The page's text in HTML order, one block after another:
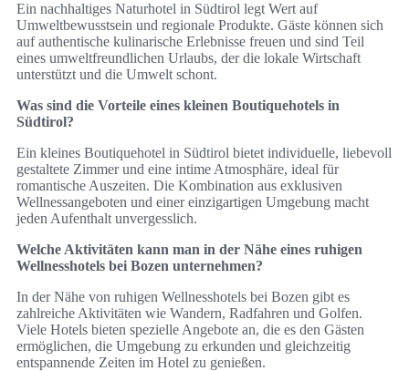
Ein nachhaltiges Naturhotel in Südtirol legt Wert auf
Umweltbewusstsein und regionale Produkte. Gäste können sich
auf authentische kulinarische Erlebnisse freuen und sind Teil
eines umweltfreundlichen Urlaubs, der die lokale Wirtschaft
unterstützt und die Umwelt schont.
Was sind die Vorteile eines kleinen Boutiquehotels in
Südtirol?
Ein kleines Boutiquehotel in Südtirol bietet individuelle, liebevoll
gestaltete Zimmer und eine intime Atmosphäre, ideal für
romantische Auszeiten. Die Kombination aus exklusiven
Wellnessangeboten und einer einzigartigen Umgebung macht
jeden Aufenthalt unvergesslich.
Welche Aktivitäten kann man in der Nähe eines ruhigen
Wellnesshotels bei Bozen unternehmen?
In der Nähe von ruhigen Wellnesshotels bei Bozen gibt es
zahlreiche Aktivitäten wie Wandern, Radfahren und Golfen.
Viele Hotels bieten spezielle Angebote an, die es den Gästen
ermöglichen, die Umgebung zu erkunden und gleichzeitig
entspannende Zeiten im Hotel zu genießen.